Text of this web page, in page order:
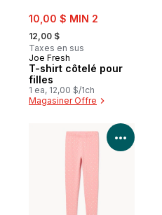
sale:
10,00 $ MIN 2
, formerly:
12,00 $
Taxes en sus
Joe Fresh
T-shirt côtelé pour
filles
1 ea, 12,00 $/1ch
Magasiner Offre
Voir